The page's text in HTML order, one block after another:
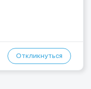
складом. ✅
Откликнуться